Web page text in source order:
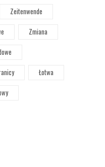
Zeitenwende
Zmiana
Łotwa